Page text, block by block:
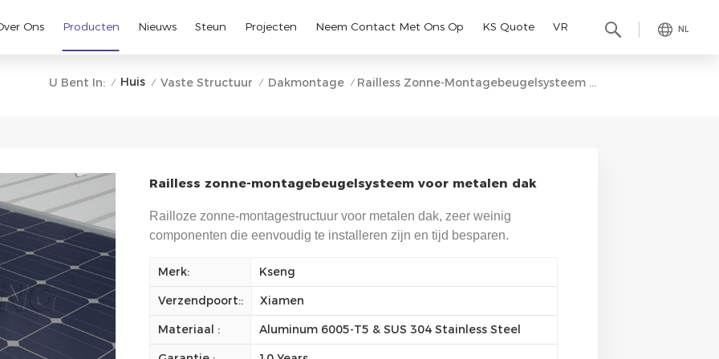
NL
Ons Producten Nieuws Steun Projecten Neem Contact Met Ons Op KS Quote VR
U Bent In: / Huis / Vaste Structuur / Dakmontage / Railless Zonne-Montagebeugelsysteem Voor Metalen Dak
Railless zonne-montagebeugelsysteem voor metalen dak
Railloze zonne-montagestructuur voor metalen dak, zeer weinig
componenten die eenvoudig te installeren zijn en tijd besparen.
Merk:
Kseng
Verzendpoort::
Xiamen
Materiaal :
Aluminum 6005-T5 & SUS 304 Stainless Steel